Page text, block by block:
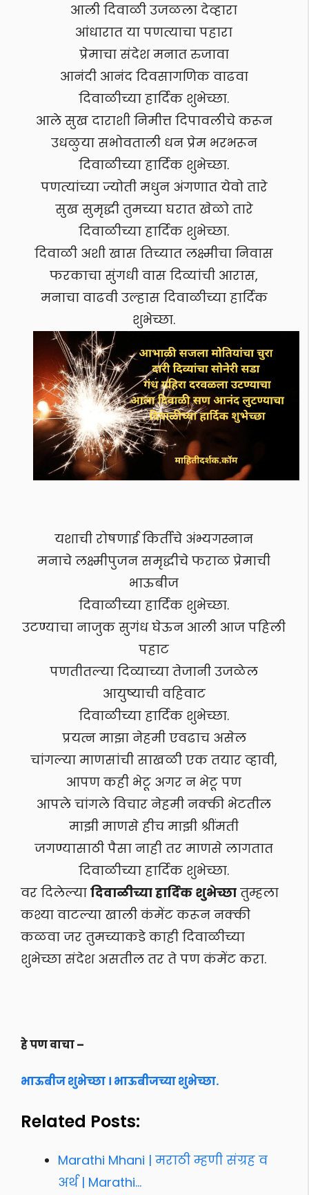
आली दिवाळी उजळला देव्हारा
आंधारात या पणत्याचा पहारा
प्रेमाचा संदेश मनात रुजावा
आनंदी आनंद दिवसागणिक वाढवा
दिवाळीच्या हार्दिक शुभेच्छा.
आले सुख दाराशी निमीत्त दिपावलीचे करून
उधळुया सभोवताली धन प्रेम भरभरून
दिवाळीच्या हार्दिक शुभेच्छा.
पणत्यांच्या ज्योती मधुन अंगणात येवो तारे
सुख सुमृद्धी तुमच्या घरात खेळो तारे
दिवाळीच्या हार्दिक शुभेच्छा.
दिवाळी अशी खास तिच्यात लक्ष्मीचा निवास
फरकाचा सुंगधी वास दिव्यांची आरास,
मनाचा वाढवी उल्हास दिवाळीच्या हार्दिक
शुभेच्छा.
यशाची रोषणाई किर्तीचे अंभ्यगस्नान
मनाचे लक्ष्मीपुजन समृद्धीचे फराळ प्रेमाची
भाऊबीज
दिवाळीच्या हार्दिक शुभेच्छा.
उटण्याचा नाजुक सुगंध घेऊन आली आज पहिली
पहाट
पणतीतल्या दिव्याच्या तेजानी उजळेल
आयुष्याची वहिवाट
दिवाळीच्या हार्दिक शुभेच्छा.
प्रयत्न माझा नेहमी एवढाच असेल
चांगल्या माणसांची साखळी एक तयार व्हावी,
आपण कही भेटू अगर न भेटू पण
आपले चांगले विचार नेहमी नक्की भेटतील
माझी माणसे हीच माझी श्रींमती
जगण्यासाठी पैसा नाही तर माणसे लागतात
दिवाळीच्या हार्दिक शुभेच्छा.
वर दिलेल्या दिवाळीच्या हार्दिक शुभेच्छा तुम्हला
कश्या वाटल्या खाली कंमेंट करून नक्की
कळवा जर तुमच्याकडे काही दिवाळीच्या
शुभेच्छा संदेश असतील तर ते पण कंमेंट करा.
हे पण वाचा –
भाऊबीज शुभेच्छा । भाऊबीजच्या शुभेच्छा.
Related Posts:
Marathi Mhani | मराठी म्हणी संग्रह व
अर्थ | Marathi…